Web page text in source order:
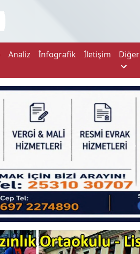
Analiz İnfografik İletişim Diğer